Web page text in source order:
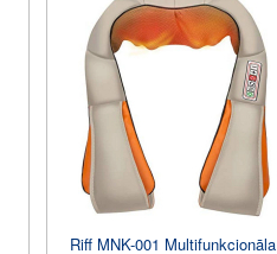
Riff MNK-001 Multifunkcionāla